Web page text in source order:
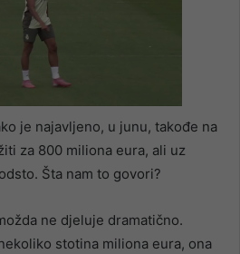
je najavljeno, u junu, takođe na
za 800 miliona eura, ali uz
Šta nam to govori?
ne djeluje dramatično.
stotina miliona eura, ona